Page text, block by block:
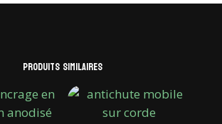
Produits similaires